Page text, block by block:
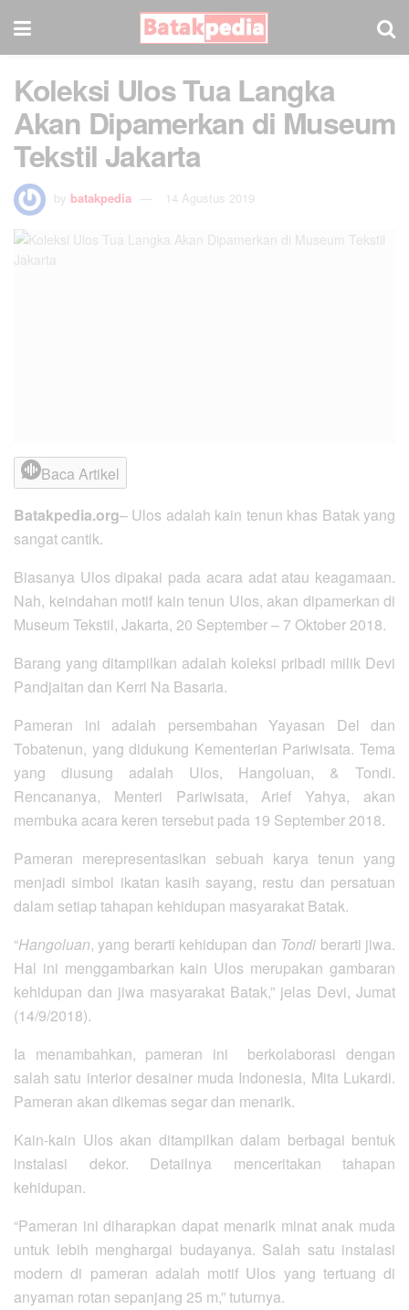
Koleksi Ulos Tua Langka
Akan Dipamerkan di Museum
Tekstil Jakarta
by batakpedia 14 Agustus 2019
Baca Artikel
Batakpedia.org– Ulos adalah kain tenun khas Batak yang
sangat cantik.
Biasanya Ulos dipakai pada acara adat atau keagamaan.
Nah, keindahan motif kain tenun Ulos, akan dipamerkan di
Museum Tekstil, Jakarta, 20 September – 7 Oktober 2018.
Barang yang ditampilkan adalah koleksi pribadi milik Devi
Pandjaitan dan Kerri Na Basaria.
Pameran ini adalah persembahan Yayasan Del dan
Tobatenun, yang didukung Kementerian Pariwisata. Tema
yang diusung adalah Ulos, Hangoluan, & Tondi.
Rencananya, Menteri Pariwisata, Arief Yahya, akan
membuka acara keren tersebut pada 19 September 2018.
Pameran merepresentasikan sebuah karya tenun yang
menjadi simbol ikatan kasih sayang, restu dan persatuan
dalam setiap tahapan kehidupan masyarakat Batak.
“Hangoluan, yang berarti kehidupan dan Tondi berarti jiwa.
Hal ini menggambarkan kain Ulos merupakan gambaran
kehidupan dan jiwa masyarakat Batak,” jelas Devi, Jumat
(14/9/2018).
Ia menambahkan, pameran ini berkolaborasi dengan
salah satu interior desainer muda Indonesia, Mita Lukardi.
Pameran akan dikemas segar dan menarik.
Kain-kain Ulos akan ditampilkan dalam berbagai bentuk
instalasi dekor. Detailnya menceritakan tahapan
kehidupan.
“Pameran ini diharapkan dapat menarik minat anak muda
untuk lebih menghargai budayanya. Salah satu instalasi
modern di pameran adalah motif Ulos yang tertuang di
anyaman rotan sepanjang 25 m,” tuturnya.